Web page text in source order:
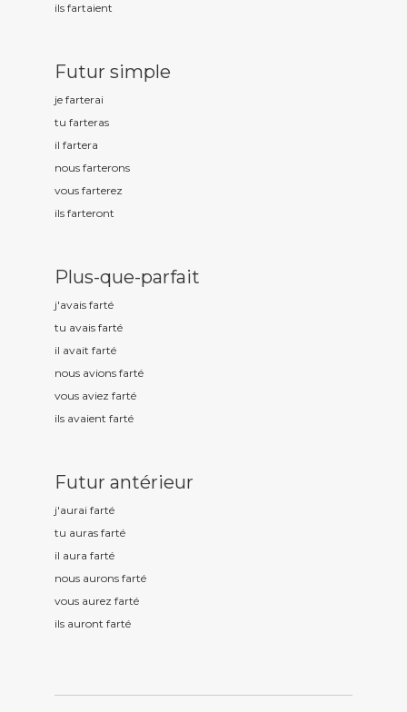
ils fartaient
Futur simple
je farterai
tu farteras
il fartera
nous farterons
vous farterez
ils farteront
Plus-que-parfait
j'avais farté
tu avais farté
il avait farté
nous avions farté
vous aviez farté
ils avaient farté
Futur antérieur
j'aurai farté
tu auras farté
il aura farté
nous aurons farté
vous aurez farté
ils auront farté